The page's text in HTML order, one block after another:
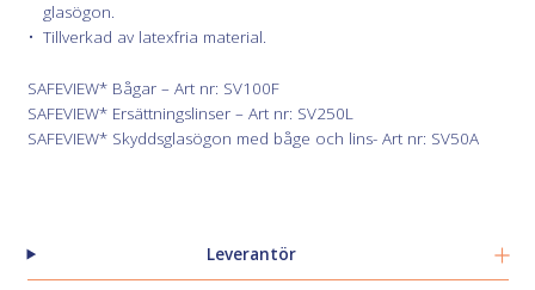
glasögon.
Tillverkad av latexfria material.
SAFEVIEW* Bågar – Art nr: SV100F
SAFEVIEW* Ersättningslinser – Art nr: SV250L
SAFEVIEW* Skyddsglasögon med båge och lins- Art nr: SV50A
Leverantör